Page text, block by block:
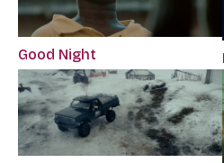
Good Night